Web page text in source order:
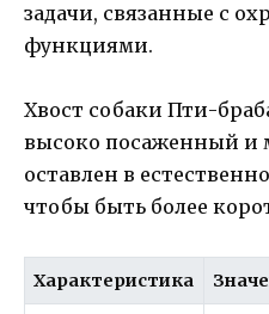
задачи, связанные с
функциями.
Хвост собаки Пти-
высоко посаженный и
оставлен в
чтобы быть более
Характеристика